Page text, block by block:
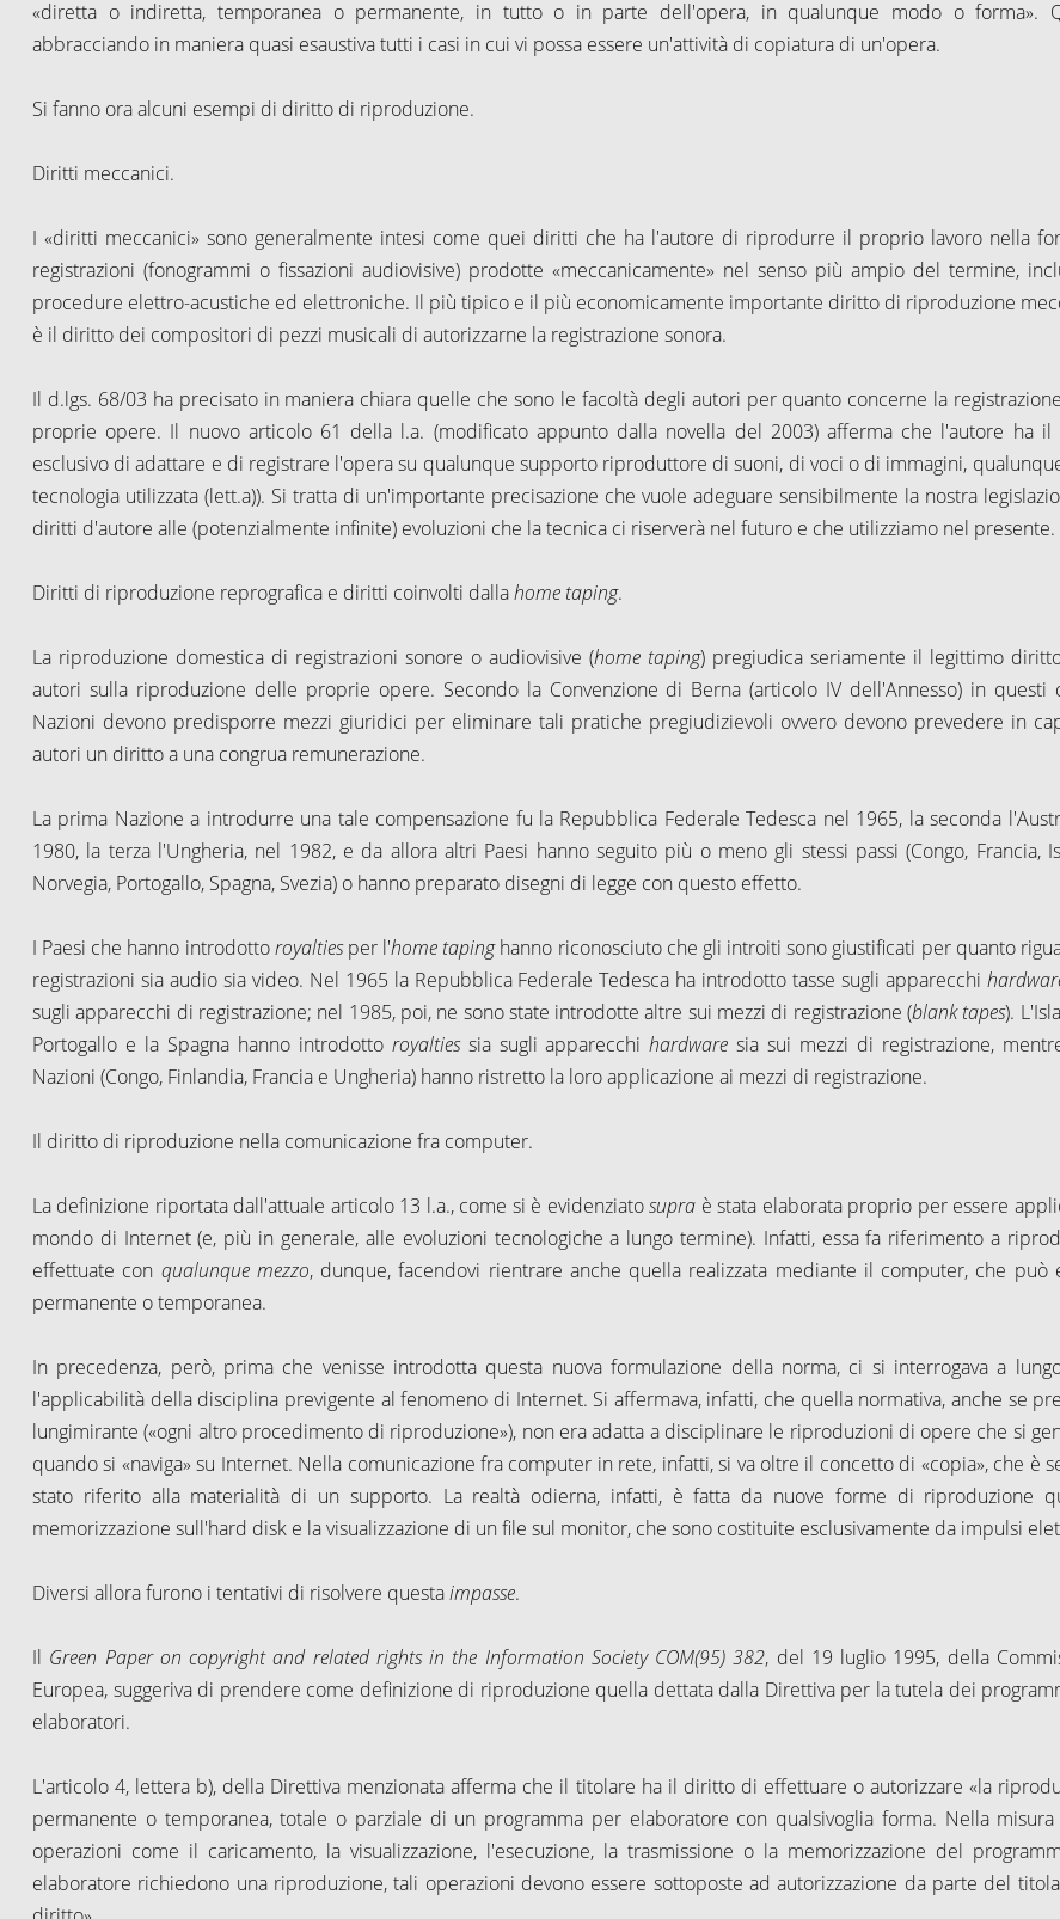
«diretta o indiretta, temporanea o permanente, in tutto o in parte dell'opera, in qualunque modo o forma».
abbracciando in maniera quasi esaustiva tutti i casi in cui vi possa essere un'attività di copiatura di un'opera.
Si fanno ora alcuni esempi di diritto di riproduzione.
Diritti meccanici.
I «diritti meccanici» sono generalmente intesi come quei diritti che ha l'autore di riprodurre il proprio lavoro nella
registrazioni (fonogrammi o fissazioni audiovisive) prodotte «meccanicamente» nel senso più ampio del termine,
procedure elettro-acustiche ed elettroniche. Il più tipico e il più economicamente importante diritto di riproduzione
è il diritto dei compositori di pezzi musicali di autorizzarne la registrazione sonora.
Il d.lgs. 68/03 ha precisato in maniera chiara quelle che sono le facoltà degli autori per quanto concerne la
proprie opere. Il nuovo articolo 61 della l.a. (modificato appunto dalla novella del 2003) afferma che l'autore ha
esclusivo di adattare e di registrare l'opera su qualunque supporto riproduttore di suoni, di voci o di immagini,
tecnologia utilizzata (lett.a)). Si tratta di un'importante precisazione che vuole adeguare sensibilmente la nostra
diritti d'autore alle (potenzialmente infinite) evoluzioni che la tecnica ci riserverà nel futuro e che utilizziamo nel presente.
Diritti di riproduzione reprografica e diritti coinvolti dallahome taping.
La riproduzione domestica di registrazioni sonore o audiovisive (home taping) pregiudica seriamente il legittimo
autori sulla riproduzione delle proprie opere. Secondo la Convenzione di Berna (articolo IV dell'Annesso) in questi
Nazioni devono predisporre mezzi giuridici per eliminare tali pratiche pregiudizievoli ovvero devono prevedere in
autori un diritto a una congrua remunerazione.
La prima Nazione a introdurre una tale compensazione fu la Repubblica Federale Tedesca nel 1965, la seconda
1980, la terza l'Ungheria, nel 1982, e da allora altri Paesi hanno seguito più o meno gli stessi passi (Congo, Francia,
Norvegia, Portogallo, Spagna, Svezia) o hanno preparato disegni di legge con questo effetto.
I Paesi che hanno introdottoroyaltiesper l'home tapinghanno riconosciuto che gli introiti sono giustificati per quanto
registrazioni sia audio sia video. Nel 1965 la Repubblica Federale Tedesca ha introdotto tasse sugli apparecchi
sugli apparecchi di registrazione; nel 1985, poi, ne sono state introdotte altre sui mezzi di registrazione (blank tapes).
Portogallo e la Spagna hanno introdotto royaltiessia sugli apparecchihardware sia sui mezzi di registrazione,
Nazioni (Congo, Finlandia, Francia e Ungheria) hanno ristretto la loro applicazione ai mezzi di registrazione.
Il diritto di riproduzione nella comunicazione fra computer.
La definizione riportata dall'attuale articolo 13 l.a., come si è evidenziatosupra è stata elaborata proprio per essere
mondo di Internet (e, più in generale, alle evoluzioni tecnologiche a lungo termine). Infatti, essa fa riferimento a
effettuate con qualunque mezzo, dunque, facendovi rientrare anche quella realizzata mediante il computer, che può
permanente o temporanea.
In precedenza, però, prima che venisse introdotta questa nuova formulazione della norma, ci si interrogava a
l'applicabilità della disciplina previgente al fenomeno di Internet. Si affermava, infatti, che quella normativa, anche se
lungimirante («ogni altro procedimento di riproduzione»), non era adatta a disciplinare le riproduzioni di opere che si
quando si «naviga» su Internet. Nella comunicazione fra computer in rete, infatti, si va oltre il concetto di «copia», che è
stato riferito alla materialità di un supporto. La realtà odierna, infatti, è fatta da nuove forme di riproduzione
memorizzazione sull'hard disk e la visualizzazione di un file sul monitor, che sono costituite esclusivamente da impulsi
Diversi allora furono i tentativi di risolvere questaimpasse.
Il Green Paper on copyright and related rights in the Information Society COM(95) 382, del 19 luglio 1995, della
Europea, suggeriva di prendere come definizione di riproduzione quella dettata dalla Direttiva per la tutela dei
elaboratori.
L'articolo 4, lettera b), della Direttiva menzionata afferma che il titolare ha il diritto di effettuare o autorizzare «la
permanente o temporanea, totale o parziale di un programma per elaboratore con qualsivoglia forma. Nella
operazioni come il caricamento, la visualizzazione, l'esecuzione, la trasmissione o la memorizzazione del
elaboratore richiedono una riproduzione, tali operazioni devono essere sottoposte ad autorizzazione da parte del